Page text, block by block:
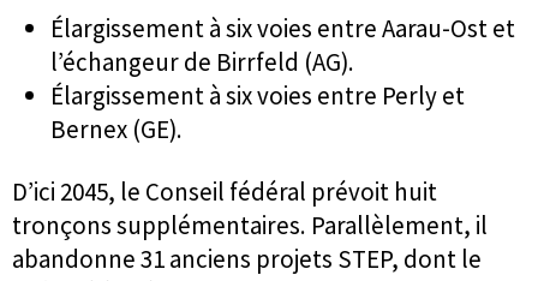
Élargissement à six voies entre Aarau-Ost et
l’échangeur de Birrfeld (AG).
Élargissement à six voies entre Perly et
Bernex (GE).
D’ici 2045, le Conseil fédéral prévoit huit
tronçons supplémentaires. Parallèlement, il
abandonne 31 anciens projets STEP, dont le